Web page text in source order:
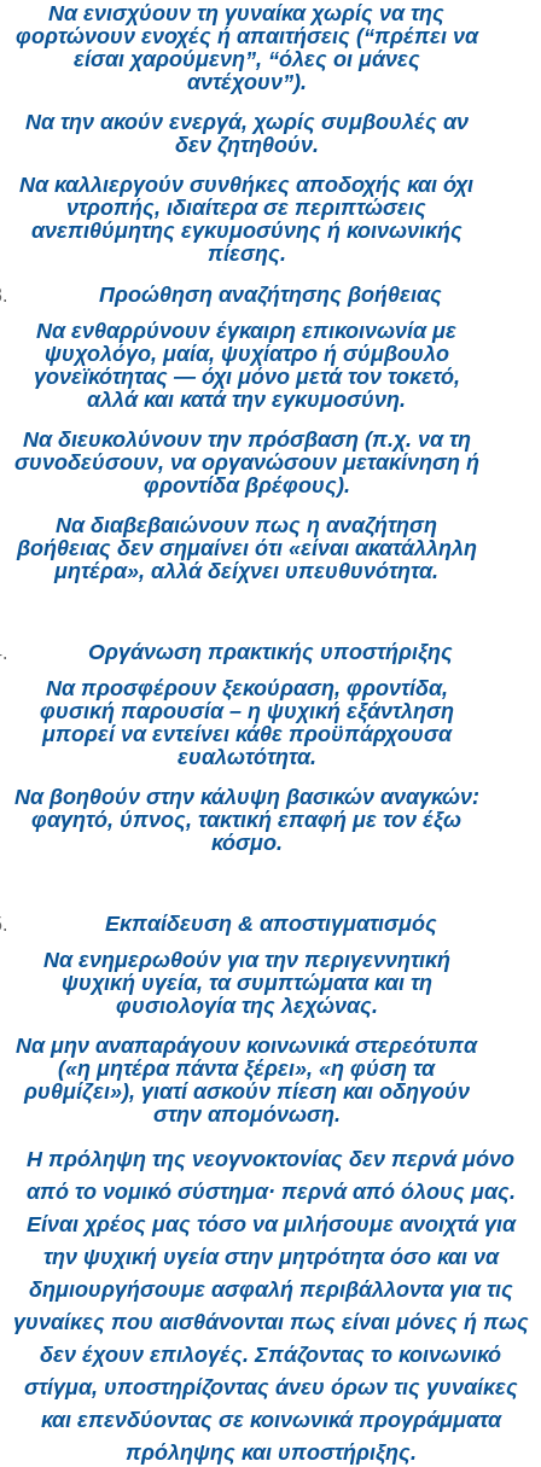
Να ενισχύουν τη γυναίκα χωρίς να της
φορτώνουν ενοχές ή απαιτήσεις (“πρέπει να
είσαι χαρούμενη”, “όλες οι μάνες
αντέχουν”).
Να την ακούν ενεργά, χωρίς συμβουλές αν
δεν ζητηθούν.
Να καλλιεργούν συνθήκες αποδοχής και όχι
ντροπής, ιδιαίτερα σε περιπτώσεις
ανεπιθύμητης εγκυμοσύνης ή κοινωνικής
πίεσης.
Προώθηση αναζήτησης βοήθειας
Να ενθαρρύνουν έγκαιρη επικοινωνία με
ψυχολόγο, μαία, ψυχίατρο ή σύμβουλο
γονεϊκότητας — όχι μόνο μετά τον τοκετό,
αλλά και κατά την εγκυμοσύνη.
Να διευκολύνουν την πρόσβαση (π.χ. να τη
συνοδεύσουν, να οργανώσουν μετακίνηση ή
φροντίδα βρέφους).
Να διαβεβαιώνουν πως η αναζήτηση
βοήθειας δεν σημαίνει ότι «είναι ακατάλληλη
μητέρα», αλλά δείχνει υπευθυνότητα.
Οργάνωση πρακτικής υποστήριξης
Να προσφέρουν ξεκούραση, φροντίδα,
φυσική παρουσία – η ψυχική εξάντληση
μπορεί να εντείνει κάθε προϋπάρχουσα
ευαλωτότητα.
Να βοηθούν στην κάλυψη βασικών αναγκών:
φαγητό, ύπνος, τακτική επαφή με τον έξω
κόσμο.
Εκπαίδευση & αποστιγματισμός
Να ενημερωθούν για την περιγεννητική
ψυχική υγεία, τα συμπτώματα και τη
φυσιολογία της λεχώνας.
Να μην αναπαράγουν κοινωνικά στερεότυπα
(«η μητέρα πάντα ξέρει», «η φύση τα
ρυθμίζει»), γιατί ασκούν πίεση και οδηγούν
στην απομόνωση.
Η πρόληψη της νεογνοκτονίας δεν περνά μόνο
από το νομικό σύστημα· περνά από όλους μας.
Είναι χρέος μας τόσο να μιλήσουμε ανοιχτά για
την ψυχική υγεία στην μητρότητα όσο και να
δημιουργήσουμε ασφαλή περιβάλλοντα για τις
γυναίκες που αισθάνονται πως είναι μόνες ή πως
δεν έχουν επιλογές. Σπάζοντας το κοινωνικό
στίγμα, υποστηρίζοντας άνευ όρων τις γυναίκες
και επενδύοντας σε κοινωνικά προγράμματα
πρόληψης και υποστήριξης.